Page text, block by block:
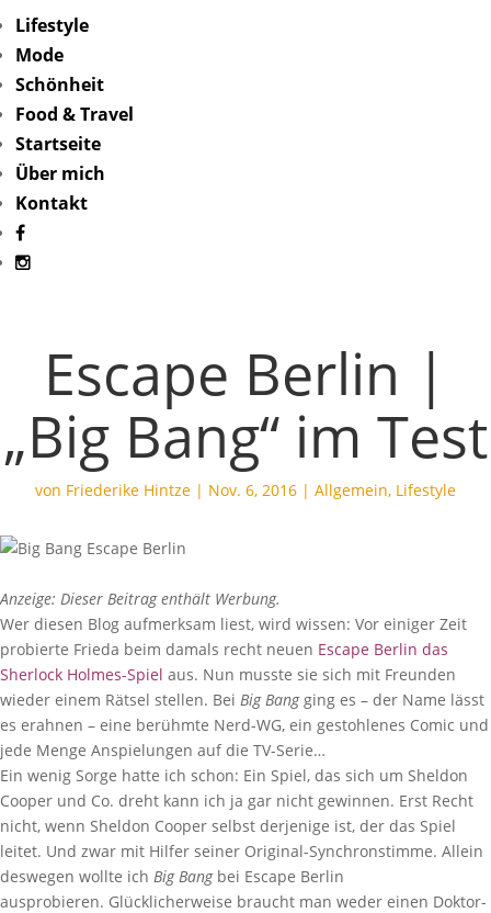
Lifestyle
Mode
Schönheit
Food & Travel
Startseite
Über mich
Kontakt
Escape Berlin |
„Big Bang“ im Test
von Friederike Hintze | Nov. 6, 2016 | Allgemein, Lifestyle
Anzeige: Dieser Beitrag enthält Werbung.
Wer diesen Blog aufmerksam liest, wird wissen: Vor einiger Zeit
probierte Frieda beim damals recht neuen Escape Berlin das
Sherlock Holmes-Spiel aus. Nun musste sie sich mit Freunden
wieder einem Rätsel stellen. Bei Big Bangging es – der Name lässt
es erahnen – eine berühmte Nerd-WG, ein gestohlenes Comic und
jede Menge Anspielungen auf die TV-Serie…
Ein wenig Sorge hatte ich schon: Ein Spiel, das sich um Sheldon
Cooper und Co. dreht kann ich ja gar nicht gewinnen. Erst Recht
nicht, wenn Sheldon Cooper selbst derjenige ist, der das Spiel
leitet. Und zwar mit Hilfer seiner Original-Synchronstimme. Allein
deswegen wollte ich Big Bangbei Escape Berlin
ausprobieren. Glücklicherweise braucht man weder einen Doktor-